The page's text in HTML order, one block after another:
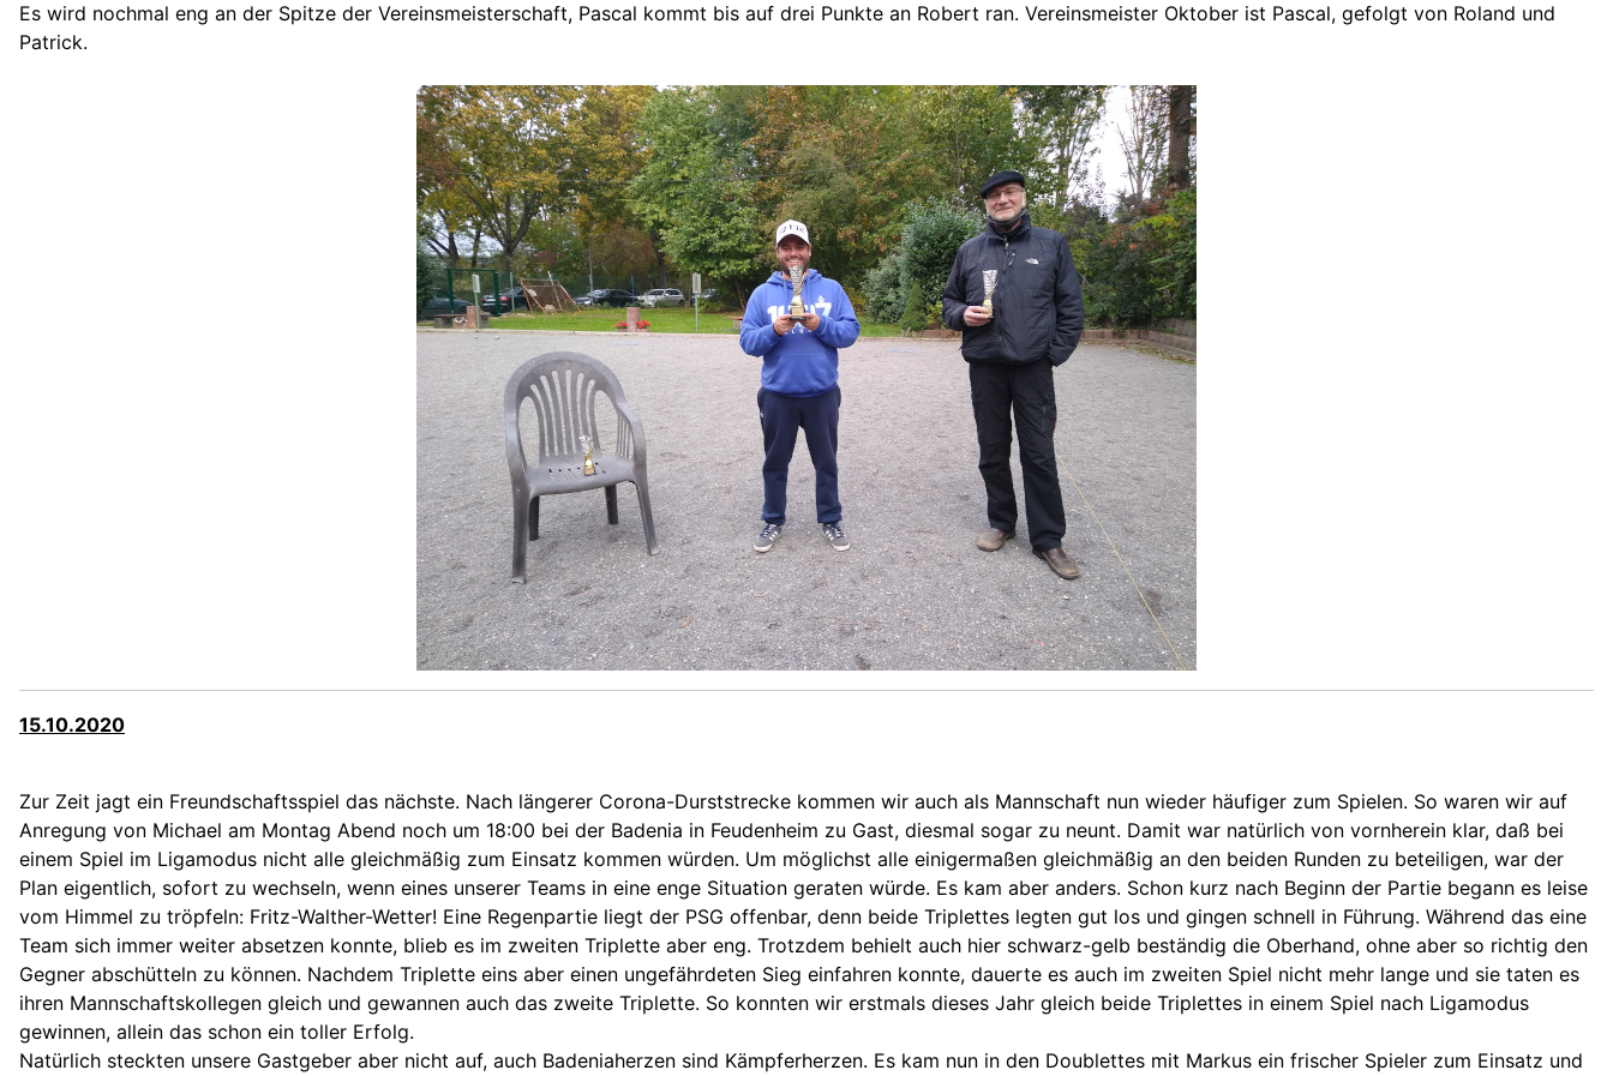
Es wird nochmal eng an der Spitze der Vereinsmeisterschaft, Pascal kommt bis auf drei Punkte an Robert ran. Vereinsmeister Oktober ist Pascal, gefolgt von Roland und
Patrick.
15.10.2020
Zur Zeit jagt ein Freundschaftsspiel das nächste. Nach längerer Corona-Durststrecke kommen wir auch als Mannschaft nun wieder häufiger zum Spielen. So waren wir auf
Anregung von Michael am Montag Abend noch um 18:00 bei der Badenia in Feudenheim zu Gast, diesmal sogar zu neunt. Damit war natürlich von vornherein klar, daß bei
einem Spiel im Ligamodus nicht alle gleichmäßig zum Einsatz kommen würden. Um möglichst alle einigermaßen gleichmäßig an den beiden Runden zu beteiligen, war der
Plan eigentlich, sofort zu wechseln, wenn eines unserer Teams in eine enge Situation geraten würde. Es kam aber anders. Schon kurz nach Beginn der Partie begann es leise
vom Himmel zu tröpfeln: Fritz-Walther-Wetter! Eine Regenpartie liegt der PSG offenbar, denn beide Triplettes legten gut los und gingen schnell in Führung. Während das eine
Team sich immer weiter absetzen konnte, blieb es im zweiten Triplette aber eng. Trotzdem behielt auch hier schwarz-gelb beständig die Oberhand, ohne aber so richtig den
Gegner abschütteln zu können. Nachdem Triplette eins aber einen ungefährdeten Sieg einfahren konnte, dauerte es auch im zweiten Spiel nicht mehr lange und sie taten es
ihren Mannschaftskollegen gleich und gewannen auch das zweite Triplette. So konnten wir erstmals dieses Jahr gleich beide Triplettes in einem Spiel nach Ligamodus
gewinnen, allein das schon ein toller Erfolg.
Natürlich steckten unsere Gastgeber aber nicht auf, auch Badeniaherzen sind Kämpferherzen. Es kam nun in den Doublettes mit Markus ein frischer Spieler zum Einsatz und